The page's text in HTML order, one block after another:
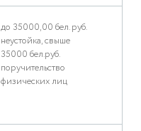
до 35000,00 бел. руб.
неустойка, свыше
35000 бел.руб.
поручительство
физических лиц